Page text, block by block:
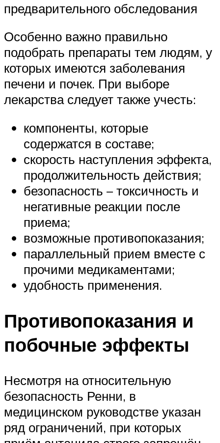
предварительного обследования
Особенно важно правильно
подобрать препараты тем людям, у
которых имеются заболевания
печени и почек. При выборе
лекарства следует также учесть:
компоненты, которые
содержатся в составе;
скорость наступления эффекта,
продолжительность действия;
безопасность – токсичность и
негативные реакции после
приема;
возможные противопоказания;
параллельный прием вместе с
прочими медикаментами;
удобность применения.
Противопоказания и
побочные эффекты
Несмотря на относительную
безопасность Ренни, в
медицинском руководстве указан
ряд ограничений, при которых